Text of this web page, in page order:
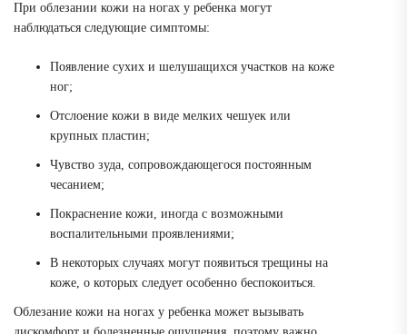
При облезании кожи на ногах у ребенка могут
наблюдаться следующие симптомы:
Появление сухих и шелушащихся участков на коже
ног;
Отслоение кожи в виде мелких чешуек или
крупных пластин;
Чувство зуда, сопровождающегося постоянным
чесанием;
Покраснение кожи, иногда с возможными
воспалительными проявлениями;
В некоторых случаях могут появиться трещины на
коже, о которых следует особенно беспокоиться.
Облезание кожи на ногах у ребенка может вызывать